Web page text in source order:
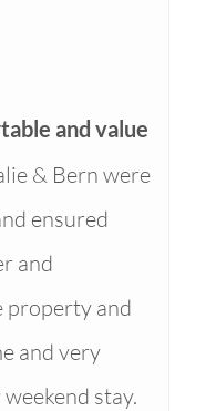
and value
& Bern were
ensured
and
property and
and very
stay.